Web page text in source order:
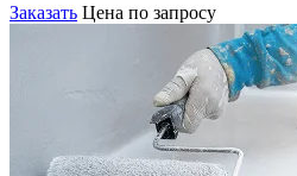
Заказать Цена по запросу